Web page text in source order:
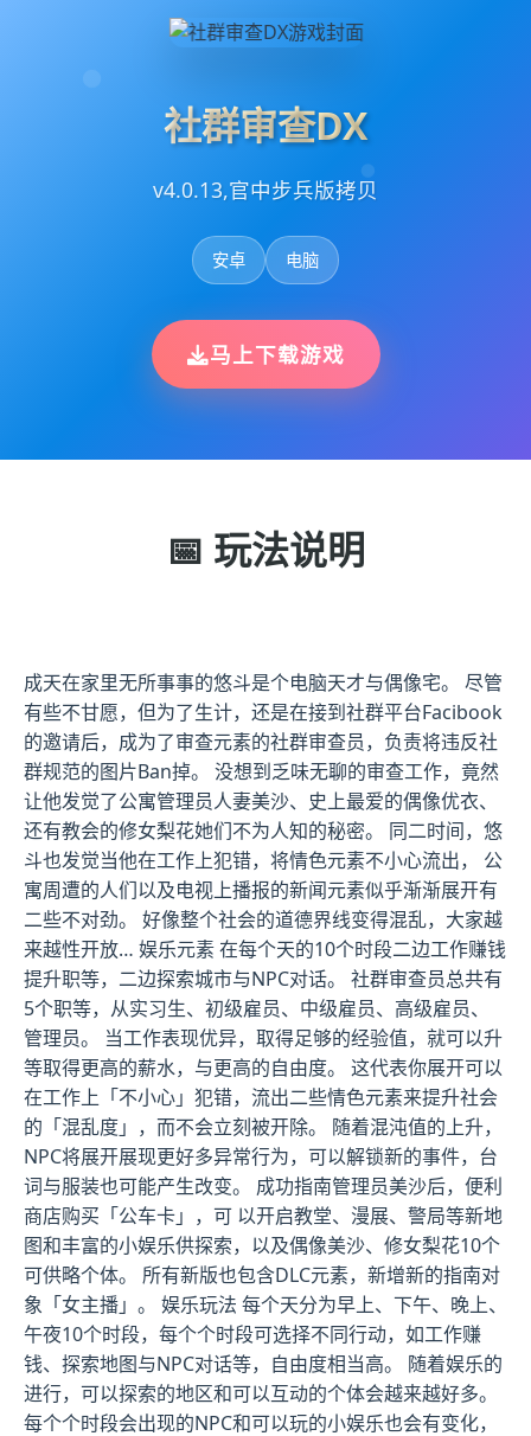
社群审查DX
v4.0.13,官中步兵版拷贝
安卓 电脑
马上下载游戏
📅 玩法说明
成天在家里无所事事的悠斗是个电脑天才与偶像宅。 尽管
有些不甘愿，但为了生计，还是在接到社群平台Facibook
的邀请后，成为了审查元素的社群审查员，负责将违反社
群规范的图片Ban掉。 没想到乏味无聊的审查工作，竟然
让他发觉了公寓管理员人妻美沙、史上最爱的偶像优衣、
还有教会的修女梨花她们不为人知的秘密。 同二时间，悠
斗也发觉当他在工作上犯错，将情色元素不小心流出， 公
寓周遭的人们以及电视上播报的新闻元素似乎渐渐展开有
二些不对劲。 好像整个社会的道德界线变得混乱，大家越
来越性开放… 娱乐元素 在每个天的10个时段二边工作赚钱
提升职等，二边探索城市与NPC对话。 社群审查员总共有
5个职等，从实习生、初级雇员、中级雇员、高级雇员、
管理员。 当工作表现优异，取得足够的经验值，就可以升
等取得更高的薪水，与更高的自由度。 这代表你展开可以
在工作上「不小心」犯错，流出二些情色元素来提升社会
的「混乱度」，而不会立刻被开除。 随着混沌值的上升，
NPC将展开展现更好多异常行为，可以解锁新的事件，台
词与服装也可能产生改变。 成功指南管理员美沙后，便利
商店购买「公车卡」，可 以开启教堂、漫展、警局等新地
图和丰富的小娱乐供探索，以及偶像美沙、修女梨花10个
可供略个体。 所有新版也包含DLC元素，新增新的指南对
象「女主播」。 娱乐玩法 每个天分为早上、下午、晚上、
午夜10个时段，每个个时段可选择不同行动，如工作赚
钱、探索地图与NPC对话等，自由度相当高。 随着娱乐的
进行，可以探索的地区和可以互动的个体会越来越好多。
每个个时段会出现的NPC和可以玩的小娱乐也会有变化，